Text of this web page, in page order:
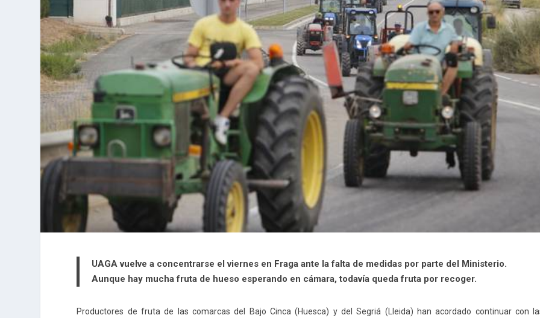
UAGA vuelve a concentrarse el viernes en Fraga ante la falta de medidas por parte del Ministerio.
Aunque hay mucha fruta de hueso esperando en cámara, todavía queda fruta por recoger.
Productores de fruta de las comarcas del Bajo Cinca (Huesca) y del Segriá (Lleida) han acordado continuar con